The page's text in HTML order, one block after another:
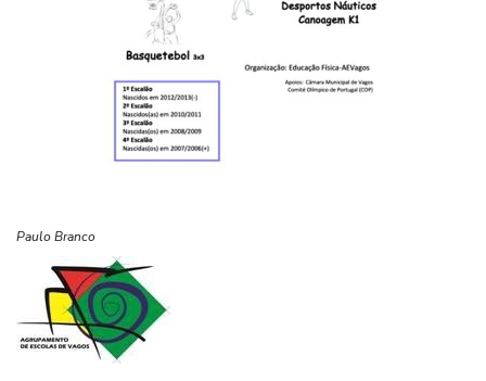
Paulo Branco